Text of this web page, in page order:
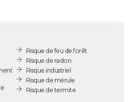
Risque de feu de forêt
Risque de radon
Risque industriel
Risque de mérule
Risque de termite